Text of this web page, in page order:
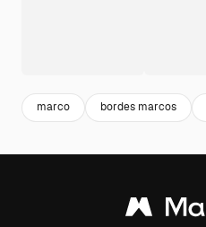
marco bordes marcos